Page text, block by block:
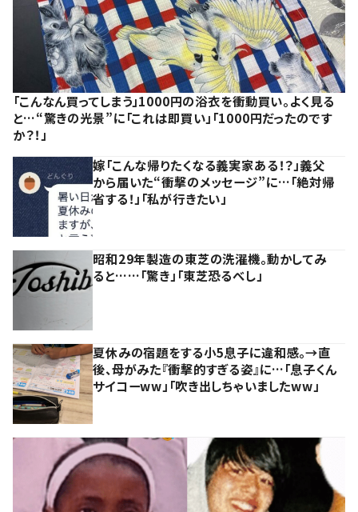
「こんなん買ってしまう」1000円の浴衣を衝動買い。よく見る
と…“驚きの光景”に「これは即買い」「1000円だったのです
か？！」
嫁「こんな帰りたくなる義実家ある！？」義父
から届いた“衝撃のメッセージ”に…「絶対帰
省する！」「私が行きたい」
昭和29年製造の東芝の洗濯機。動かしてみ
ると……「驚き」「東芝恐るべし」
夏休みの宿題をする小5息子に違和感。→直
後、母がみた『衝撃的すぎる姿』に…「息子くん
サイコーww」「吹き出しちゃいましたww」